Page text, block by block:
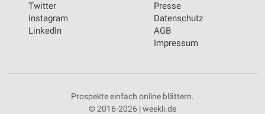
Twitter
Instagram
LinkedIn
Presse
Datenschutz
AGB
Impressum
Prospekte einfach online blättern.
© 2016-2026 | weekli.de